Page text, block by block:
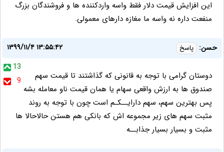
این افزایش قیمت دلار فقط واسه واردکننده ها و فروشندگان بزرگ
منفعت داره نه واسه ما مغازه دارهای معمولی.
حسن: پاسخ
۱۳۹۹/۱۱/۴ ۱۳:۵۵:۴۲
13
9
دوستان گرامی با توجه به قانونی که گذاشتند تا قیمت سهم
صندوق ها به ارزش واقعی سهام یا همان قیمت ناو معامله بشه
پس بهترین سهم، سهم دارایــکـم است چون با توجه به روند
مثبت سهم های زیر مجموعه اش که بانکی هم هستن حالاحالا ها
مثبت و بسیار بسیار جذابــه